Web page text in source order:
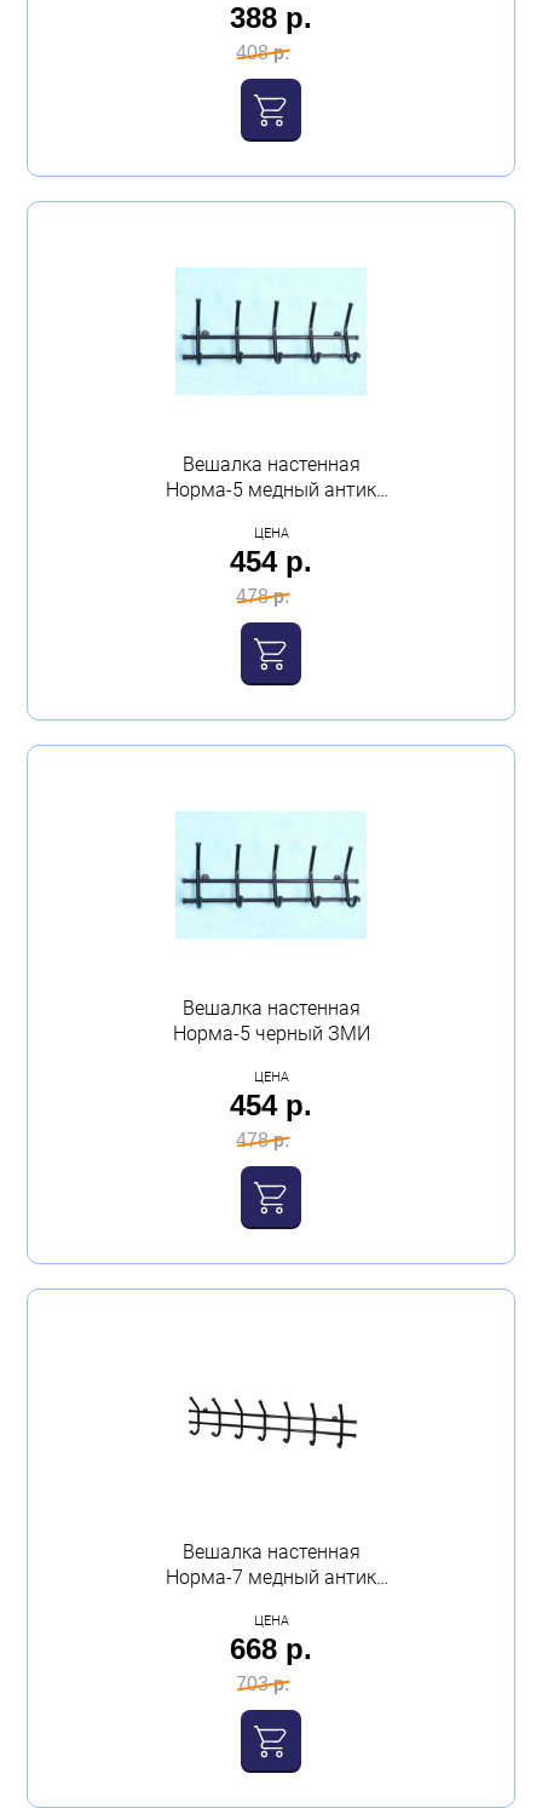
388 р.
408 р.
Вешалка настенная
Норма-5 медный антик
ЦЕНА
454 р.
478 р.
Вешалка настенная
Норма-5 черный ЗМИ
ЦЕНА
454 р.
478 р.
Вешалка настенная
Норма-7 медный антик
ЦЕНА
668 р.
703 р.